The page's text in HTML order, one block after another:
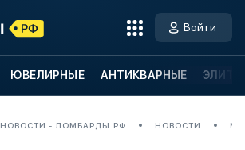
Войти
ЮВЕЛИРНЫЕ АНТИКВАРНЫЕ
НОВОСТИ - ЛОМБАРДЫ.РФ НОВОСТИ